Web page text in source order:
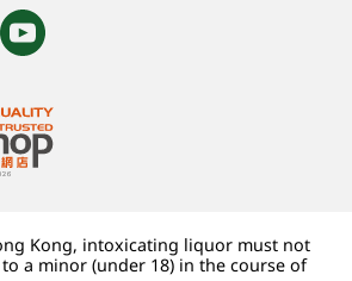
Kong, intoxicating liquor must not
a minor (under 18) in the course of